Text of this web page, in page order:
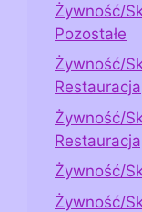
Żywność/
Pozostałe
Żywność/
Restauracja
Żywność/
Żywność/
Żywność/